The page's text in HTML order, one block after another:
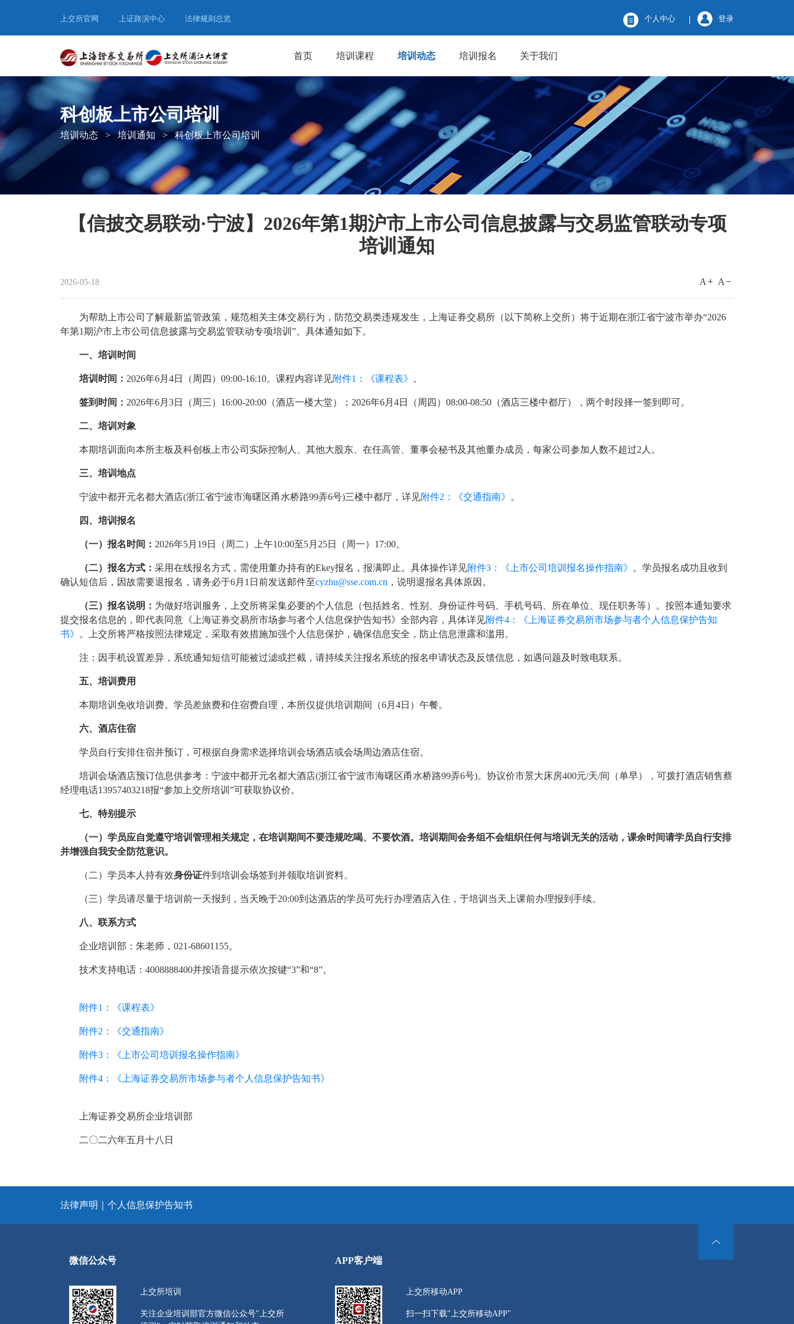
上交所官网 上证路演中心 法律规则总览 个人中心 登录
首页 培训课程 培训动态 培训报名 关于我们
科创板上市公司培训
培训动态 > 培训通知 > 科创板上市公司培训
【信披交易联动·宁波】2026年第1期沪市上市公司信息披露与交易监管联动专项
培训通知
2026-05-18 A A
为帮助上市公司了解最新监管政策，规范相关主体交易行为，防范交易类违规发生，上海证券交易所（以下简称上交所）将于近期在浙江省宁波市举办“2026
年第1期沪市上市公司信息披露与交易监管联动专项培训”。具体通知如下。
一、培训时间
培训时间： 2026年6月4日（周四）09:00-16:10。课程内容详见附件1：《课程表》 。
签到时间： 2026年6月3日（周三）16:00-20:00（酒店一楼大堂）；2026年6月4日（周四）08:00-08:50（酒店三楼中都厅），两个时段择一签到即可。
二、培训对象
本期培训面向本所主板及科创板上市公司实际控制人、其他大股东、在任高管、董事会秘书及其他董办成员，每家公司参加人数不超过2人。
三、培训地点
宁波中都开元名都大酒店(浙江省宁波市海曙区甬水桥路99弄6号)三楼中都厅，详见附件2：《交通指南》 。
四、培训报名
（一）报名时间： 2026年5月19日（周二）上午10:00至5月25日（周一）17:00。
（二）报名方式： 采用在线报名方式，需使用董办持有的Ekey报名，报满即止。具体操作详见附件3：《上市公司培训报名操作指南》
。学员报名成功且收到
确认短信后，因故需要退报名，请务必于6月1日前发送邮件至cyzhu@sse.com.cn ，说明退报名具体原因。
（三）报名说明： 为做好培训服务，上交所将采集必要的个人信息（包括姓名、性别、身份证件号码、手机号码、所在单位、现任职务等）。按照本通知要求
提交报名信息的，即代表同意《上海证券交易所市场参与者个人信息保护告知书》全部内容，具体详见附件4：《上海证券交易所市场参与者个人信息保护告知
书》
。上交所将严格按照法律规定，采取有效措施加强个人信息保护，确保信息安全，防止信息泄露和滥用。
注：因手机设置差异，系统通知短信可能被过滤或拦截，请持续关注报名系统的报名申请状态及反馈信息，如遇问题及时致电联系。
五、培训费用
本期培训免收培训费。学员差旅费和住宿费自理，本所仅提供培训期间（6月4日）午餐。
六、酒店住宿
学员自行安排住宿并预订，可根据自身需求选择培训会场酒店或会场周边酒店住宿。
培训会场酒店预订信息供参考：宁波中都开元名都大酒店(浙江省宁波市海曙区甬水桥路99弄6号)。协议价市景大床房400元/天/间（单早），可拨打酒店销售蔡
经理电话13957403218报“参加上交所培训”可获取协议价。
七、特别提示
（一）学员应自觉遵守培训管理相关规定，在培训期间不要违规吃喝、不要饮酒。培训期间会务组不会组织任何与培训无关的活动，课余时间请学员自行安排
并增强自我安全防范意识。
（二）学员本人持有效身份证件到培训会场签到并领取培训资料。
（三）学员请尽量于培训前一天报到，当天晚于20:00到达酒店的学员可先行办理酒店入住，于培训当天上课前办理报到手续。
八、联系方式
企业培训部：朱老师，021-68601155。
技术支持电话：4008888400并按语音提示依次按键“3”和“8”。
附件1：《课程表》
附件2：《交通指南》
附件3：《上市公司培训报名操作指南》
附件4：《上海证券交易所市场参与者个人信息保护告知书》
上海证券交易所企业培训部
二〇二六年五月十八日
法律声明 个人信息保护告知书
微信公众号
上交所培训
关注企业培训部官方微信公众号"上交所
APP客户端
上交所移动APP
扫一扫下载"上交所移动APP"